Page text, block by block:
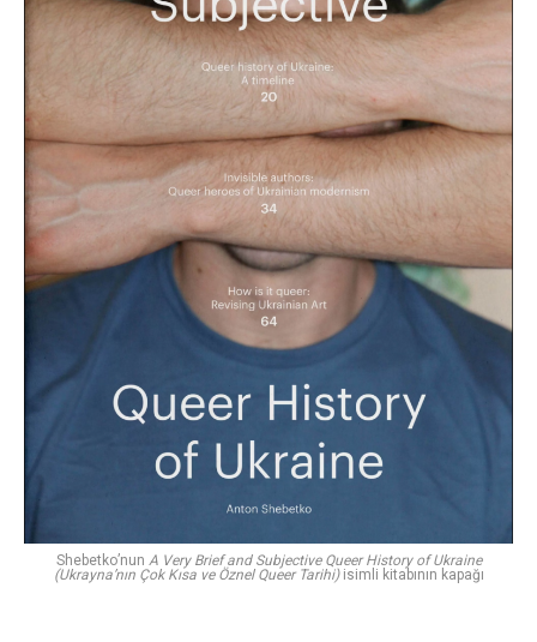
Shebetko’nun A Very Brief and Subjective Queer History of Ukraine
(Ukrayna’nın Çok Kısa ve Öznel Queer Tarihi) isimli kitabının kapağı